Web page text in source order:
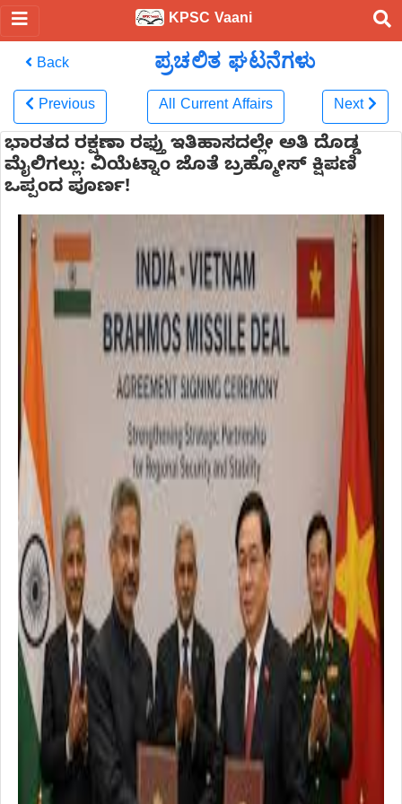
KPSC Vaani
Back ಪ್ರಚಲಿತ ಘಟನೆಗಳು
Previous All Current Affairs Next
ಭಾರತದ ರಕ್ಷಣಾ ರಫ್ತು ಇತಿಹಾಸದಲ್ಲೇ ಅತಿ ದೊಡ್ಡ
ಮೈಲಿಗಲ್ಲು: ವಿಯೆಟ್ನಾಂ ಜೊತೆ ಬ್ರಹ್ಮೋಸ್ ಕ್ಷಿಪಣಿ
ಒಪ್ಪಂದ ಪೂರ್ಣ!